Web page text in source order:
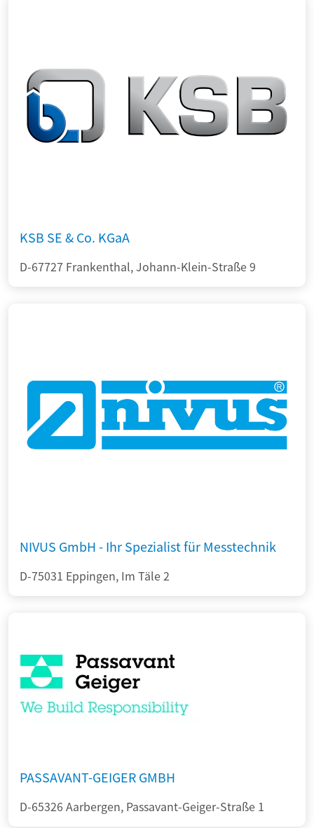
KSB SE & Co. KGaA
D-67727 Frankenthal, Johann-Klein-Straße 9
NIVUS GmbH - Ihr Spezialist für Messtechnik
D-75031 Eppingen, Im Täle 2
PASSAVANT-GEIGER GMBH
D-65326 Aarbergen, Passavant-Geiger-Straße 1